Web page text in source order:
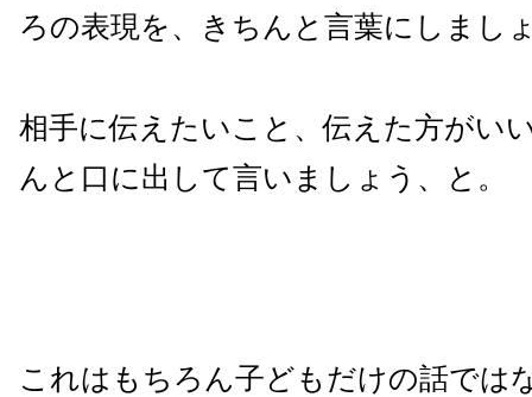
ろの表現を、きちんと言葉にしまし
相手に伝えたいこと、伝えた方がい
んと口に出して言いましょう、と。
これはもちろん子どもだけの話では